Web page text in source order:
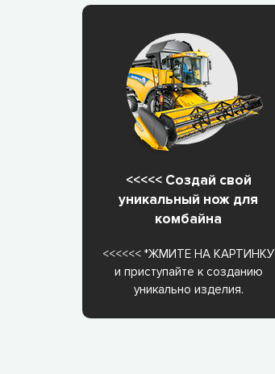
<<<<< Создай свой
уникальный нож для
комбайна
<<<<<< *ЖМИТЕ НА КАРТИНКУ
и приступайте к созданию
уникально изделия.